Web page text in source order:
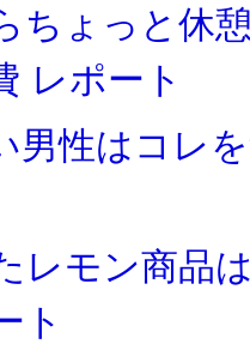
ょっと休
レポート
男性はコレ
レモン商品
ト